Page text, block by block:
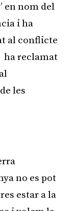
en nom del
i ha
al conflicte
ha reclamat
les
no es pot
estar a la